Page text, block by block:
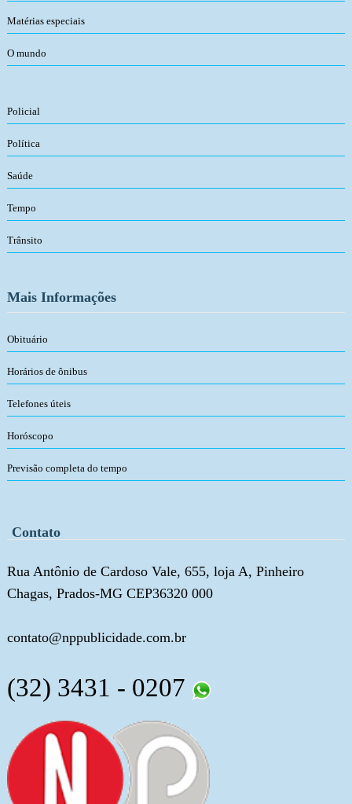
Matérias especiais
O mundo
Policial
Política
Saúde
Tempo
Trânsito
Mais Informações
Obituário
Horários de ônibus
Telefones úteis
Horóscopo
Previsão completa do tempo
Contato
Rua Antônio de Cardoso Vale, 655, loja A, Pinheiro
Chagas, Prados-MG CEP36320 000
contato@nppublicidade.com.br
(32) 3431 - 0207